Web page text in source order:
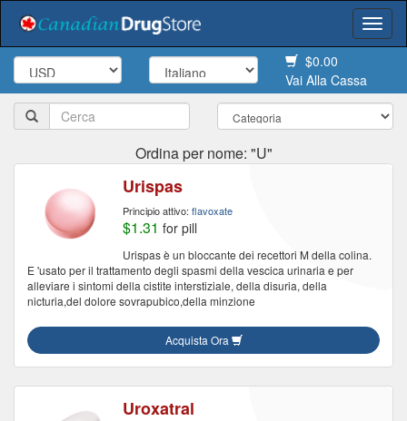
$0.00
Vai Alla Cassa
Ordina per nome: "U"
Urispas
Principio attivo: flavoxate
$1.31 for pill
Urispas è un bloccante dei recettori M della colina.
E 'usato per il trattamento degli spasmi della vescica urinaria e per
alleviare i sintomi della cistite interstiziale, della disuria, della
nicturia,del dolore sovrapubico,della minzione
Acquista Ora
Uroxatral